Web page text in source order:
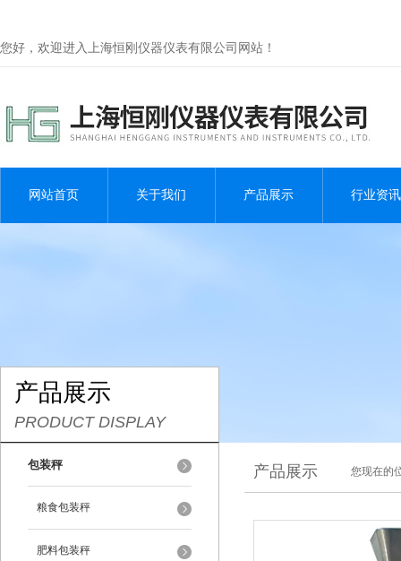
您好，欢迎进入上海恒刚仪器仪表有限公司网站！
网站首页 关于我们 产品展示 行业资讯
产品展示
PRODUCT DISPLAY
包装秤
粮食包装秤
肥料包装秤
产品展示 您现在的